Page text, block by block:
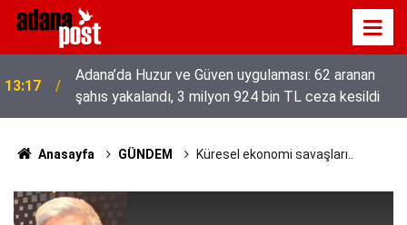
13:01
52 yıldır el emeğiyle üretiyor, mesleğin yok
olmamasına karşı direniyor
Anasayfa GÜNDEM Küresel ekonomi savaşları..